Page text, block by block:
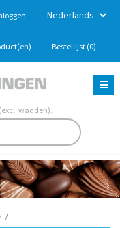
Bestellijst (0)
wadden).
/